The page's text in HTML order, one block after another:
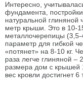
Интересно,
фундамента,
натуральной глиняной
метр крыши. Это в 10-
металлочерепицы (3,5-
параметр для гибкой
«потянет» на 8-10 кг.
раза легче глиняной –
размера дом с крышей
вес кровли достигнет 6